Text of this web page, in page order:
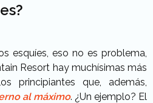
esquíes, eso no es problema,
Resort hay muchísimas más
principiantes que, además,
al máximo. ¿Un ejemplo? El